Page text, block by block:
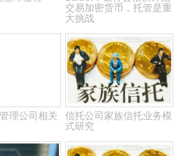
交易加密货币，托管是重
大挑战
理公司相关
信托公司家族信托业务模
式研究